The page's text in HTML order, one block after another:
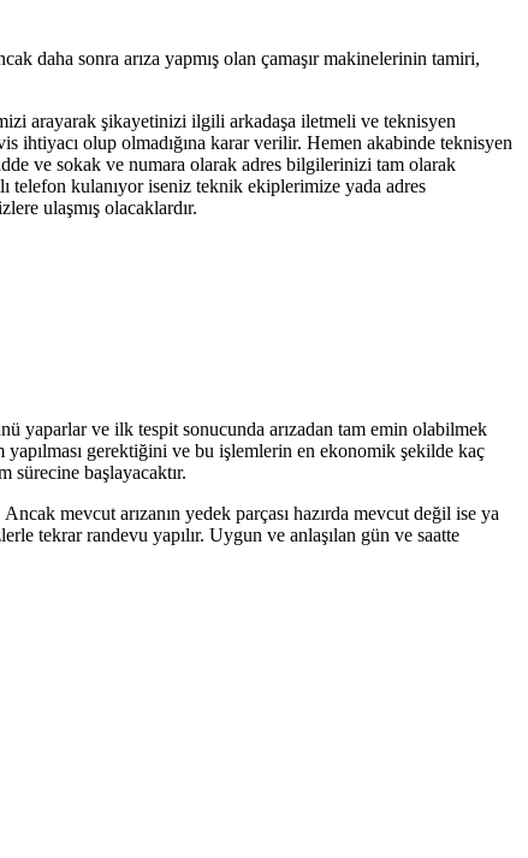
daha sonra arıza yapmış olan çamaşır makinelerinin tamiri,
arayarak şikayetinizi ilgili arkadaşa iletmeli ve teknisyen
olup olmadığına karar verilir. Hemen akabinde teknisyen
ve sokak ve numara olarak adres bilgilerinizi tam olarak
telefon kulanıyor iseniz teknik ekiplerimize yada adres
ulaşmış olacaklardır.
yaparlar ve ilk tespit sonucunda arızadan tam emin olabilmek
yapılması gerektiğini ve bu işlemlerin en ekonomik şekilde kaç
başlayacaktır.
mevcut arızanın yedek parçası hazırda mevcut değil ise ya
tekrar randevu yapılır. Uygun ve anlaşılan gün ve saatte